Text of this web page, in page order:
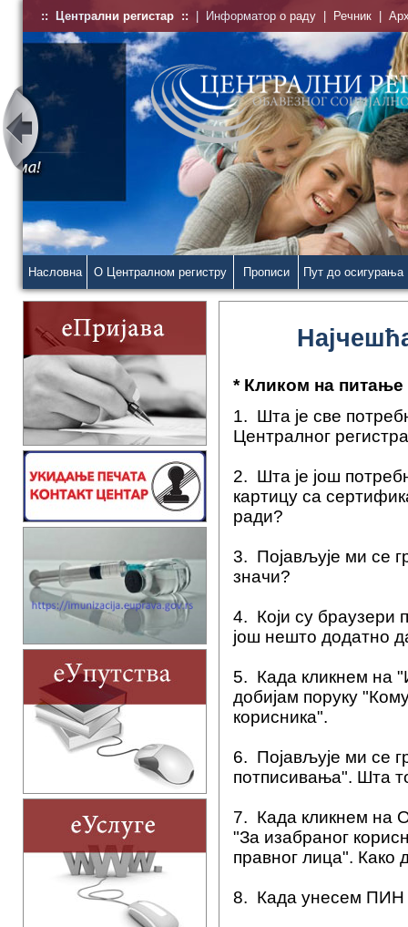
:: Централни регистар :: Информатор о раду Речник
Насловна О Централном регистру Прописи Пут до осигурања
* Кликом на питање
1. Шта је све
Централног
2. Шта је још
картицу са
ради?
3. Појављује ми се
значи?
4. Који су браузери
још нешто додатно
5. Када кликнем на
добијам поруку
корисника".
6. Појављује ми се
потписивања". Шта
7. Када кликнем на
"За изабраног
правног лица". Како
8. Када унесем ПИН